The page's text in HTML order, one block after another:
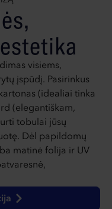
visiems,
įspūdį. Pasirinkus
(idealiai tinka
(elegantiškam,
tobulai jūsų
Dėl papildomų
matinė folija ir UV